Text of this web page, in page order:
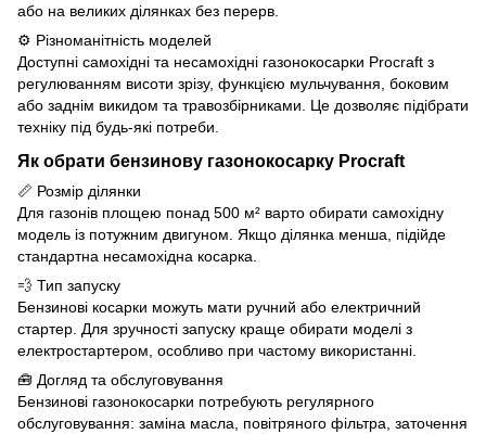
або на великих ділянках без перерв.
⚙ Різноманітність моделей
Доступні самохідні та несамохідні газонокосарки Procraft з
регулюванням висоти зрізу, функцією мульчування, боковим
або заднім викидом та травозбірниками. Це дозволяє підібрати
техніку під будь-які потреби.
Як обрати бензинову газонокосарку Procraft
📏 Розмір ділянки
Для газонів площею понад 500 м² варто обирати самохідну
модель із потужним двигуном. Якщо ділянка менша, підійде
стандартна несамохідна косарка.
💨 Тип запуску
Бензинові косарки можуть мати ручний або електричний
стартер. Для зручності запуску краще обирати моделі з
електростартером, особливо при частому використанні.
🧰 Догляд та обслуговування
Бензинові газонокосарки потребують регулярного
обслуговування: заміна масла, повітряного фільтра, заточення